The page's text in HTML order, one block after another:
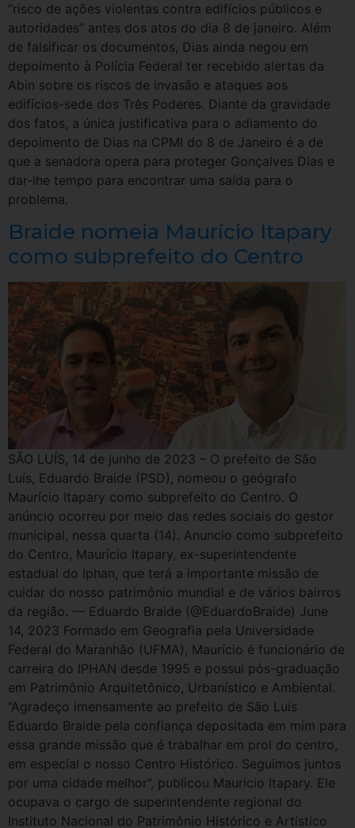
“risco de ações violentas contra edifícios públicos e
autoridades” antes dos atos do dia 8 de janeiro. Além
de falsificar os documentos, Dias ainda negou em
depoimento à Polícia Federal ter recebido alertas da
Abin sobre os riscos de invasão e ataques aos
edifícios-sede dos Três Poderes. Diante da gravidade
dos fatos, a única justificativa para o adiamento do
depoimento de Dias na CPMI do 8 de Janeiro é a de
que a senadora opera para proteger Gonçalves Dias e
dar-lhe tempo para encontrar uma saída para o
problema.
Braide nomeia Maurício Itapary
como subprefeito do Centro
SÃO LUÍS, 14 de junho de 2023 – O prefeito de São
Luís, Eduardo Braide (PSD), nomeou o geógrafo
Maurício Itapary como subprefeito do Centro. O
anúncio ocorreu por meio das redes sociais do gestor
municipal, nessa quarta (14). Anuncio como subprefeito
do Centro, Maurício Itapary, ex-superintendente
estadual do Iphan, que terá a importante missão de
cuidar do nosso patrimônio mundial e de vários bairros
da região. — Eduardo Braide (@EduardoBraide) June
14, 2023 Formado em Geografia pela Universidade
Federal do Maranhão (UFMA), Maurício é funcionário de
carreira do IPHAN desde 1995 e possui pós-graduação
em Patrimônio Arquitetônico, Urbanístico e Ambiental.
“Agradeço imensamente ao prefeito de São Luís
Eduardo Braide pela confiança depositada em mim para
essa grande missão que é trabalhar em prol do centro,
em especial o nosso Centro Histórico. Seguimos juntos
por uma cidade melhor”, publicou Mauricio Itapary. Ele
ocupava o cargo de superintendente regional do
Instituto Nacional do Patrimônio Histórico e Artístico